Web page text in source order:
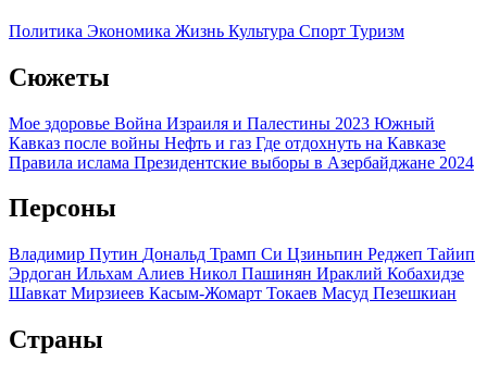
Политика Экономика Жизнь Культура Спорт Туризм
Сюжеты
Мое здоровье Война Израиля и Палестины 2023 Южный
Кавказ после войны Нефть и газ Где отдохнуть на Кавказе
Правила ислама Президентские выборы в Азербайджане 2024
Персоны
Владимир Путин Дональд Трамп Си Цзиньпин Реджеп Тайип
Эрдоган Ильхам Алиев Никол Пашинян Ираклий Кобахидзе
Шавкат Мирзиеев Касым-Жомарт Токаев Масуд Пезешкиан
Страны